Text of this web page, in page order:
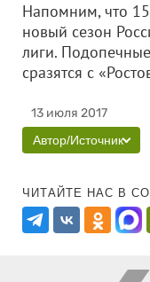
Напомним, что
новый сезон
лиги.
сразятся с
13 июля 2017
Автор/Источник
ЧИТАЙТЕ НАС В